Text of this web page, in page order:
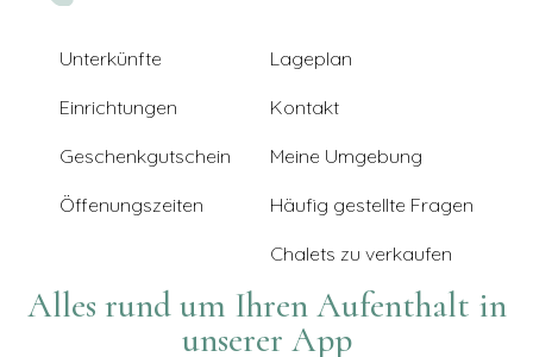
Unterkünfte
Einrichtungen
Geschenkgutschein
Öffenungszeiten
Lageplan
Kontakt
Meine Umgebung
Häufig gestellte Fragen
Chalets zu verkaufen
Alles rund um Ihren Aufenthalt in
unserer App